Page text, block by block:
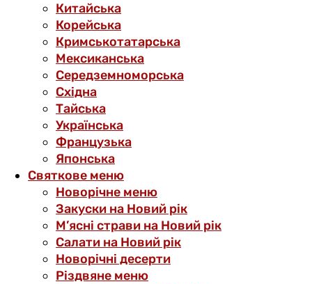
Китайська
Корейська
Кримськотатарська
Мексиканська
Середземноморська
Східна
Тайська
Українська
Французька
Японська
Святкове меню
Новорічне меню
Закуски на Новий рік
М’ясні страви на Новий рік
Салати на Новий рік
Новорічні десерти
Різдвяне меню